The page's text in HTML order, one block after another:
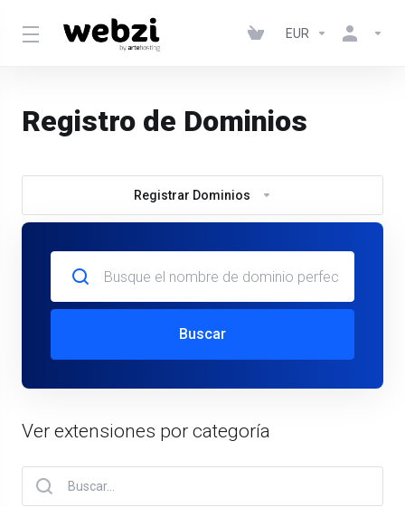
EUR
Registro de Dominios
Registrar Dominios
Buscar
Ver extensiones por categoría